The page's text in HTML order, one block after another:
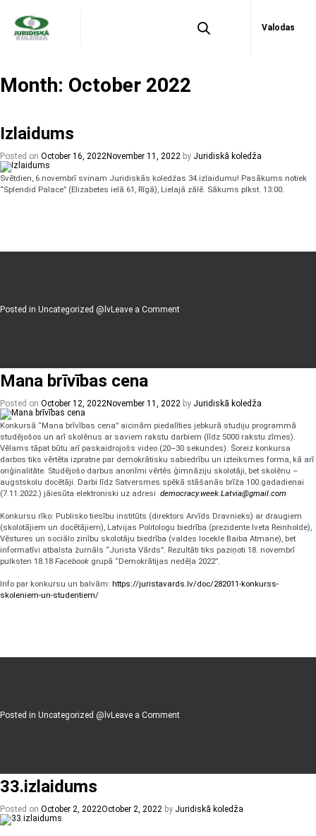
Valodas
Month: October 2022
Izlaidums
Posted on October 16, 2022November 11, 2022 by Juridiskā koledža
Svētdien, 6.novembrī svinam Juridiskās koledžas 34.izlaidumu! Pasākums notiek
“Splendid Palace” (Elizabetes ielā 61, Rīgā), Lielajā zālē. Sākums plkst. 13:00.
Posted in Uncategorized @lvLeave a Commenton
Mana brīvības cena
Posted on October 12, 2022November 11, 2022 by Juridiskā koledža
Konkursā “Mana brīvības cena” aicinām piedalīties jebkurā studiju programmā
studējošos un arī skolēnus ar saviem rakstu darbiem (līdz 5000 rakstu zīmes).
Vēlams tāpat būtu arī paskaidrojošs video (20–30 sekundes). Šoreiz konkursa
darbos tiks vērtēta izpratne par demokrātisku sabiedrību un izteiksmes forma, kā arī
oriģinalitāte. Studējošo darbus anonīmi vērtēs ģimnāziju skolotāji, bet skolēnu –
augstskolu docētāji. Darbi līdz Satversmes spēkā stāšanās brīža 100.gadadienai
(7.11.2022.) jāiesūta elektroniski uz adresi democracy.week.Latvia@gmail.com
Konkursu rīko: Publisko tiesību institūts (direktors Arvīds Dravnieks) ar draugiem
(skolotājiem un docētājiem), Latvijas Politologu biedrība (prezidente Iveta Reinholde),
Vēstures un sociālo zinību skolotāju biedrība (valdes locekle Baiba Atmane), bet
informatīvi atbalsta žurnāls “Jurista Vārds”. Rezultāti tiks paziņoti 18. novembrī
pulksten 18.18 Facebook grupā “Demokrātijas nedēļa 2022”.
Info par konkursu un balvām: https://juristavards.lv/doc/282011-konkurss-
skoleniem-un-studentiem/
Posted in Uncategorized @lvLeave a Commenton
33.izlaidums
Posted on October 2, 2022October 2, 2022 by Juridiskā koledža